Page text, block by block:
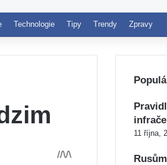
Technologie Tipy Trendy Zpravy
11 října,